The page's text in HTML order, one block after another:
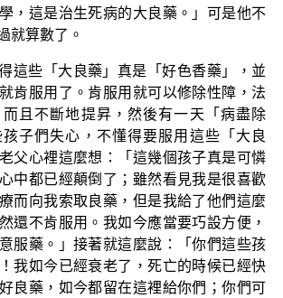
，這是治生死病的大良藥。」可是他不
就算數了。
這些「大良藥」真是「好色香藥」，並
肯服用了。肯服用就可以修除性障，法
而且不斷地提昇，然後有一天「病盡除
子們失心，不懂得要服用這些「大良
父心裡這麼想：「這幾個孩子真是可憐
中都已經顛倒了；雖然看見我是很喜歡
而向我索取良藥，但是我給了他們這麼
還不肯服用。我如今應當要巧設方便，
服藥。」接著就這麼說：「你們這些孩
我如今已經衰老了，死亡的時候已經快
良藥，如今都留在這裡給你們；你們可